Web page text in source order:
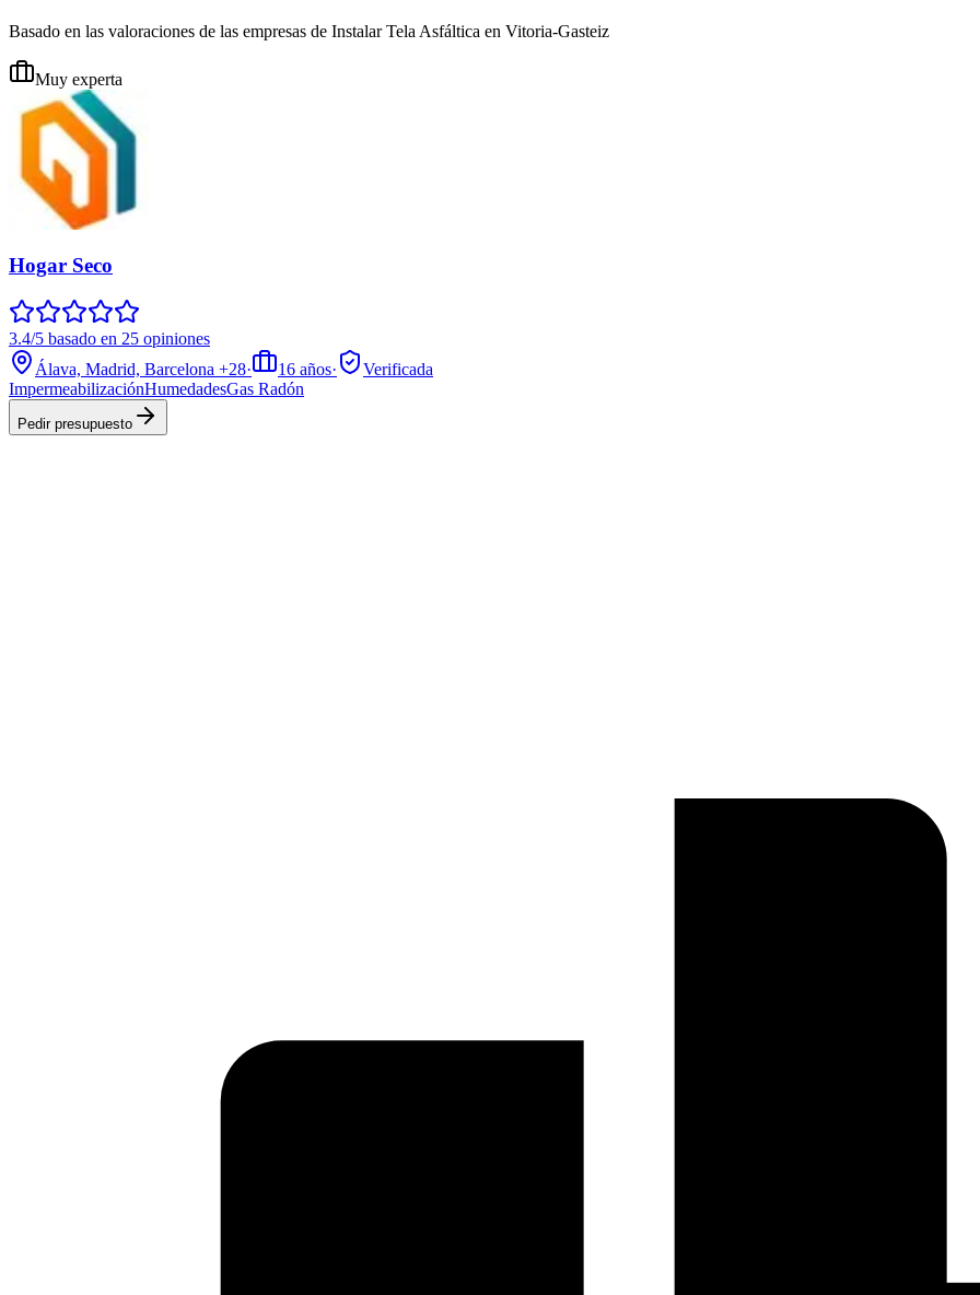
Basado en las valoraciones de las empresas de Instalar Tela Asfáltica en Vitoria-Gasteiz
Muy experta
Hogar Seco
3.4/5 basado en 25 opiniones
Álava, Madrid, Barcelona +28· 16 años·
Verificada
ImpermeabilizaciónHumedadesGas Radón
Pedir presupuesto